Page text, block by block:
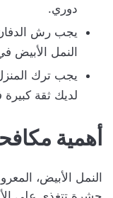
دوري.
يجب رش الدفان
النمل الأبيض
يجب ترك
لديك ثقة
أهمية
النمل الأبيض،